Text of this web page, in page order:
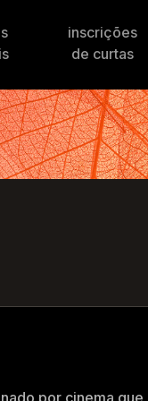
inscrições
de curtas
por cinema que